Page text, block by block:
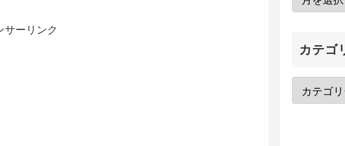
サーリンク
カテゴ